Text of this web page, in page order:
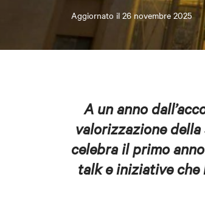
Aggiornato il 26 novembre 2025
A un anno
valorizzazione
celebra il primo
talk e iniziative